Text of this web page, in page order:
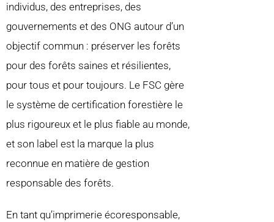
individus, des entreprises, des
gouvernements et des ONG autour d’un
objectif commun : préserver les forêts
pour des forêts saines et résilientes,
pour tous et pour toujours. Le FSC gère
le système de certification forestière le
plus rigoureux et le plus fiable au monde,
et son label est la marque la plus
reconnue en matière de gestion
responsable des forêts.
En tant qu’imprimerie écoresponsable,